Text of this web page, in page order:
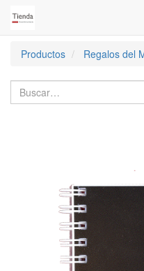
Productos
Regalos del